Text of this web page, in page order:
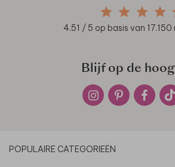
4.51 / 5 op basis van 17.150
Blijf op de
POPULAIRE CATEGORIEËN